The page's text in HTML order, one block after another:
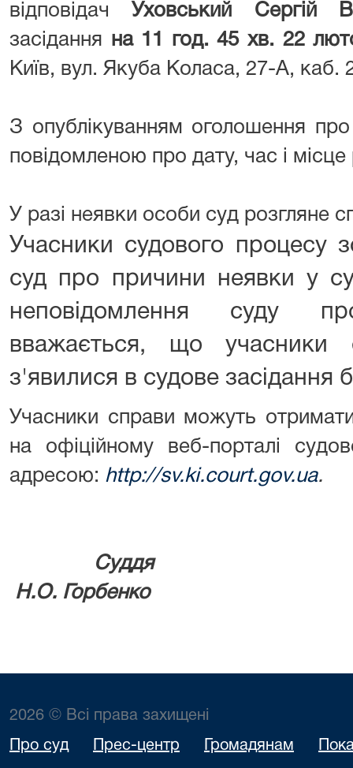
відповідач Уховський Сергій
засідання на 11 год. 45 хв. 22
Київ, вул. Якуба Коласа, 27-А, каб.
З опублікуванням оголошення
повідомленою про дату, час і
У разі неявки особи суд розгляне
Учасники судового процесу
суд про причини неявки у
неповідомлення суду
вважається, що учасники
з'явилися в судове засідання
Учасники справи можуть
на офіційному веб-порталі
адресою: http://sv.ki.court.gov.ua.
Н.О. Горбенко
2026 © Всі права захищені
Про суд Прес-центр Громадянам